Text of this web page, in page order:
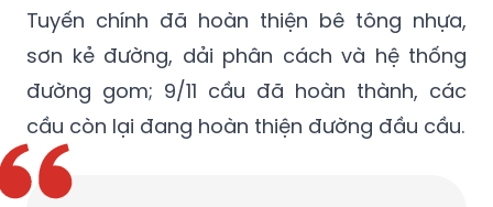
Tuyến chính đã hoàn thiện bê tông nhựa,
sơn kẻ đường, dải phân cách và hệ thống
đường gom; 9/11 cầu đã hoàn thành, các
cầu còn lại đang hoàn thiện đường đầu cầu.